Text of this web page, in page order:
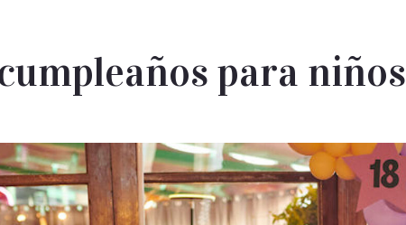
para niños